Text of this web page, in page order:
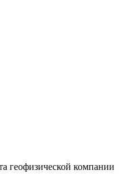
геофизической компании